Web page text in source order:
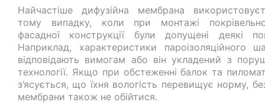
Найчастіше дифузійна мембрана
тому випадку, коли при монтажі
фасадної конструкції були допущені деякі
Наприклад, характеристики пароізоляційного
відповідають вимогам або він укладений з
технології. Якщо при обстеженні балок та
з’ясується, що їхня вологість перевищує норму,
мембрани також не обійтися.